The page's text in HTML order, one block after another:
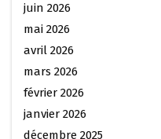
juin 2026
mai 2026
avril 2026
mars 2026
février 2026
janvier 2026
décembre 2025